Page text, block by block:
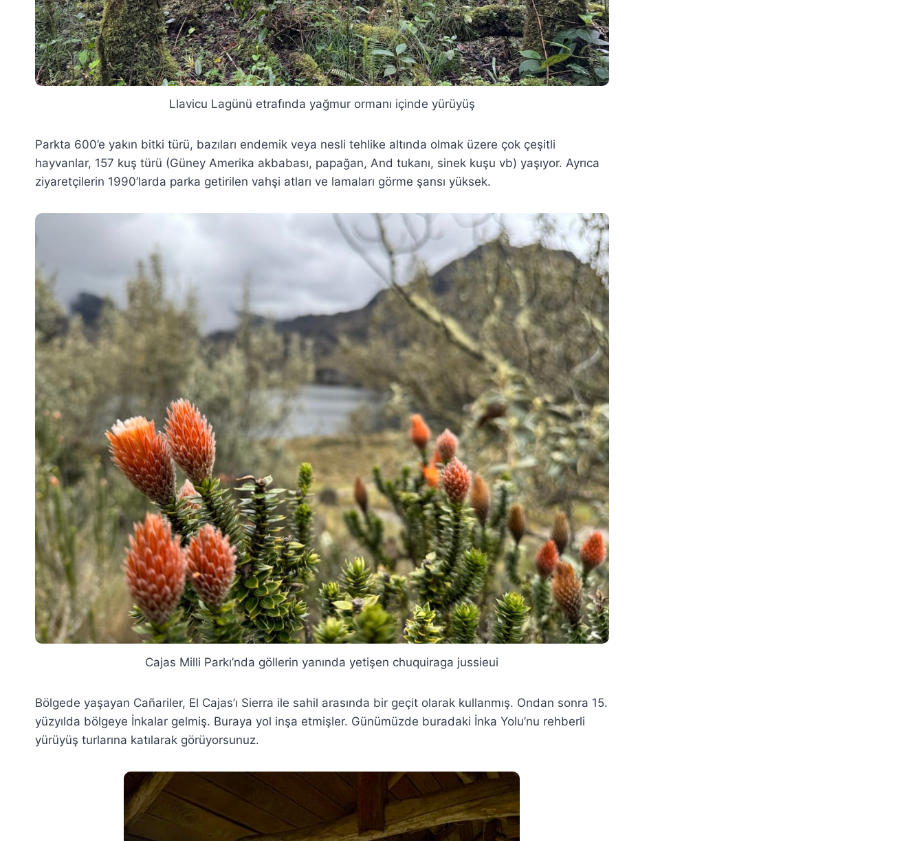
Llavicu Lagünü etrafında yağmur ormanı içinde yürüyüş
Parkta 600’e yakın bitki türü, bazıları endemik veya nesli tehlike altında olmak üzere çok çeşitli
hayvanlar, 157 kuş türü (Güney Amerika akbabası, papağan, And tukanı, sinek kuşu vb) yaşıyor. Ayrıca
ziyaretçilerin 1990’larda parka getirilen vahşi atları ve lamaları görme şansı yüksek.
Cajas Milli Parkı’nda göllerin yanında yetişen chuquiraga jussieui
Bölgede yaşayan Cañariler, El Cajas’ı Sierra ile sahil arasında bir geçit olarak kullanmış. Ondan sonra 15.
yüzyılda bölgeye İnkalar gelmiş. Buraya yol inşa etmişler. Günümüzde buradaki İnka Yolu’nu rehberli
yürüyüş turlarına katılarak görüyorsunuz.